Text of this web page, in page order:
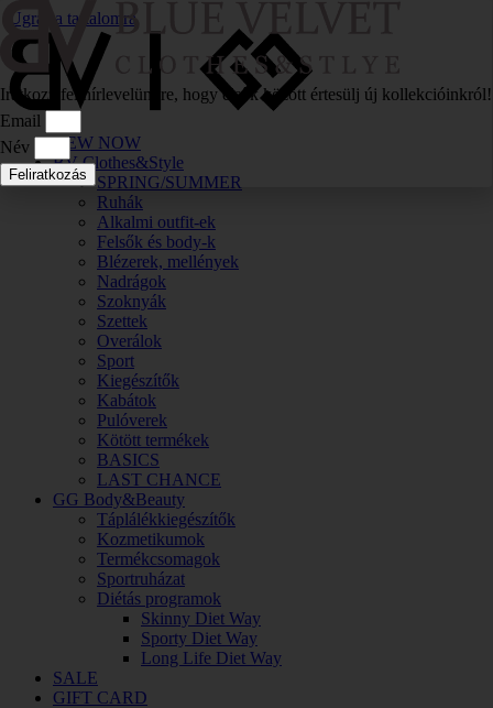
Ugrás a tartalomra
NEW NOW
BV Clothes&Style
SPRING/SUMMER
Ruhák
Alkalmi outfit-ek
Felsők és body-k
Blézerek, mellények
Nadrágok
Szoknyák
Szettek
Overálok
Sport
Kiegészítők
Kabátok
Pulóverek
Kötött termékek
BASICS
LAST CHANCE
GG Body&Beauty
Táplálékkiegészítők
Kozmetikumok
Termékcsomagok
Sportruházat
Diétás programok
Skinny Diet Way
Sporty Diet Way
Long Life Diet Way
SALE
GIFT CARD
Iratkozz fel hírlevelünkre, hogy elsők között értesülj új kollekcióinkról!
Email
Név
Feliratkozás